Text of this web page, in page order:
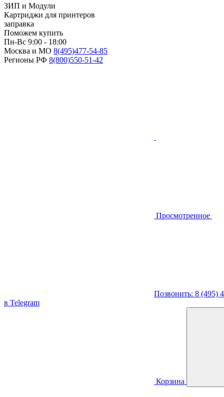
ЗИП и Модули
Картриджи для принтеров
заправка
Поможем купить
Пн-Вс 9:00 - 18:00
Москва и МО 8(495)477-54-85
Регионы РФ 8(800)550-51-42
Просмотренное
Позвонить: 8 (495)
в Telegram
Корзина